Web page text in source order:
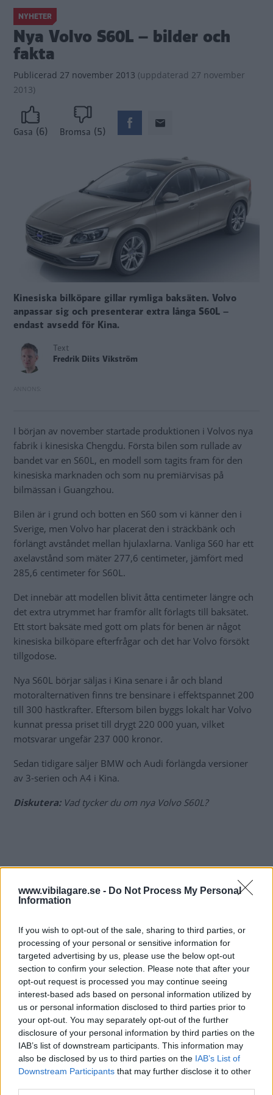
www.vibilagare.se - Do Not Process My Personal
Information
If you wish to opt-out of the sale, sharing to third parties, or
processing of your personal or sensitive information for
targeted advertising by us, please use the below opt-out
section to confirm your selection. Please note that after your
opt-out request is processed you may continue seeing
interest-based ads based on personal information utilized by
us or personal information disclosed to third parties prior to
your opt-out. You may separately opt-out of the further
disclosure of your personal information by third parties on the
IAB’s list of downstream participants. This information may
also be disclosed by us to third parties on the IAB’s List of
Downstream Participants that may further disclose it to other
NYHETER
Nya Volvo S60L – bilder och
fakta
Publicerad 27 november 2013 (uppdaterad 27 november
2013)
Gasa (6) Bromsa (5)
Kinesiska bilköpare gillar rymliga baksäten. Volvo
anpassar sig och presenterar extra långa S60L –
endast avsedd för Kina.
Text
Fredrik Diits Vikström
I början av november startade produktionen i Volvos nya
fabrik i kinesiska Chengdu. Första bilen som rullade av
bandet var en S60L, en modell som tagits fram för den
kinesiska marknaden och som nu premiärvisas på
bilmässan i Guangzhou.
Bilen är i grund och botten en S60 som vi känner den i
Sverige, men Volvo har placerat den i sträckbänk och
förlängt avståndet mellan hjulaxlarna. Vanliga S60 har ett
axelavstånd som mäter 277,6 centimeter, jämfört med
285,6 centimeter för S60L.
Det innebär att modellen blivit åtta centimeter längre och
det extra utrymmet har framför allt förlagts till baksätet.
Ett stort baksäte med gott om plats för benen är något
kinesiska bilköpare efterfrågar och det har Volvo försökt
tillgodose.
Nya S60L börjar säljas i Kina senare i år och bland
motoralternativen finns tre bensinare i effektspannet 200
till 300 hästkrafter. Eftersom bilen byggs lokalt har Volvo
kunnat pressa priset till drygt 220 000 yuan, vilket
motsvarar ungefär 237 000 kronor.
Sedan tidigare säljer BMW och Audi förlängda versioner
av 3-serien och A4 i Kina.
Diskutera: Vad tycker du om nya Volvo S60L?